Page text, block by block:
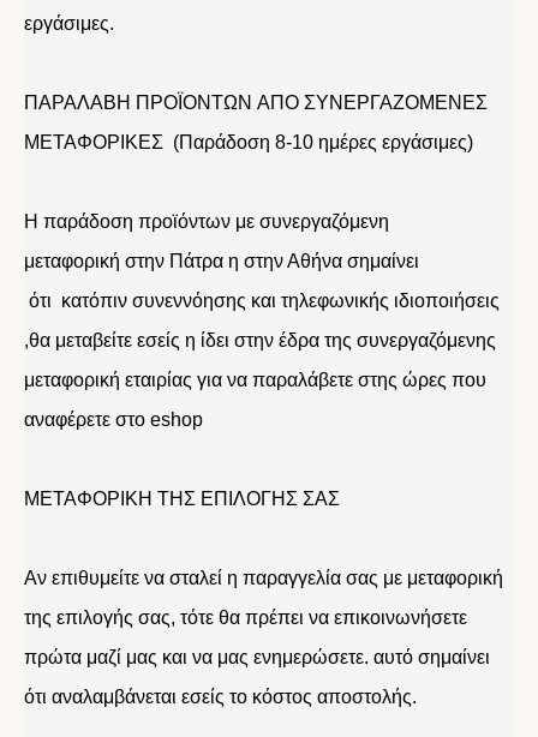
εργάσιμες.
ΠΑΡΑΛΑΒΗ ΠΡΟΪΟΝΤΩΝ ΑΠΟ ΣΥΝΕΡΓΑΖΟΜΕΝΕΣ
ΜΕΤΑΦΟΡΙΚΕΣ (Παράδοση 8-10 ημέρες εργάσιμες)
Η παράδοση προϊόντων με συνεργαζόμενη
μεταφορική στην Πάτρα η στην Αθήνα σημαίνει
ότι κατόπιν συνεννόησης και τηλεφωνικής ιδιοποιήσεις
,θα μεταβείτε εσείς η ίδει στην έδρα της συνεργαζόμενης
μεταφορική εταιρίας για να παραλάβετε στης ώρες που
αναφέρετε στο eshop
ΜΕΤΑΦΟΡΙΚΗ ΤΗΣ ΕΠΙΛΟΓΗΣ ΣΑΣ
Αν επιθυμείτε να σταλεί η παραγγελία σας με μεταφορική
της επιλογής σας, τότε θα πρέπει να επικοινωνήσετε
πρώτα μαζί μας και να μας ενημερώσετε. αυτό σημαίνει
ότι αναλαμβάνεται εσείς το κόστος αποστολής.